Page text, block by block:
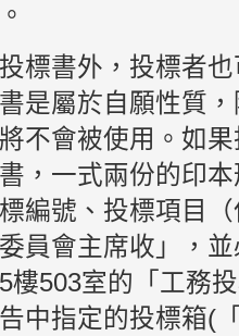
標書外，投標者
是屬於自願性質
不會被使用。如
，一式兩份的印
編號、投標項目
員會主席收」，
樓503室的「工務
中指定的投標箱(